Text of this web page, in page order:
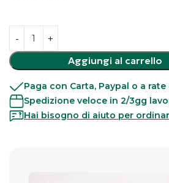
Aggiungi al carrello
Paga con Carta, Paypal o a
Spedizione veloce in 2/3gg
Hai bisogno di aiuto per